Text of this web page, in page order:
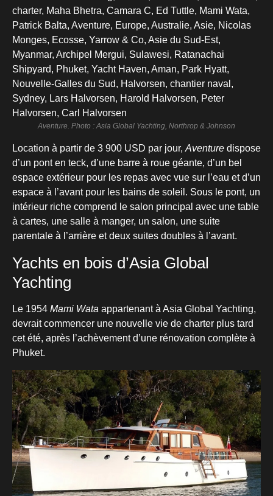
Aventure. Photo : Asia Global Yachting, Northrop & Johnson
Location à partir de 3 900 USD par jour, Aventure dispose
d’un pont en teck, d’une barre à roue géante, d’un bel
espace extérieur pour les repas avec vue sur l’eau et d’un
espace à l’avant pour les bains de soleil. Sous le pont, un
intérieur riche comprend le salon principal avec une table
à cartes, une salle à manger, un salon, une suite
parentale à l’arrière et deux suites doubles à l’avant.
Yachts en bois d’Asia Global
Yachting
Le 1954 Mami Wata appartenant à Asia Global Yachting,
devrait commencer une nouvelle vie de charter plus tard
cet été, après l’achèvement d’une rénovation complète à
Phuket.